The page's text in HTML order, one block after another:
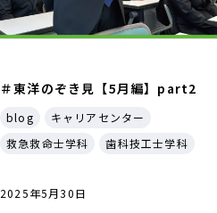
＃東洋のぞき見【5月編】part2
blog
キャリアセンター
救急救命士学科
歯科技工士学科
2025年5月30日